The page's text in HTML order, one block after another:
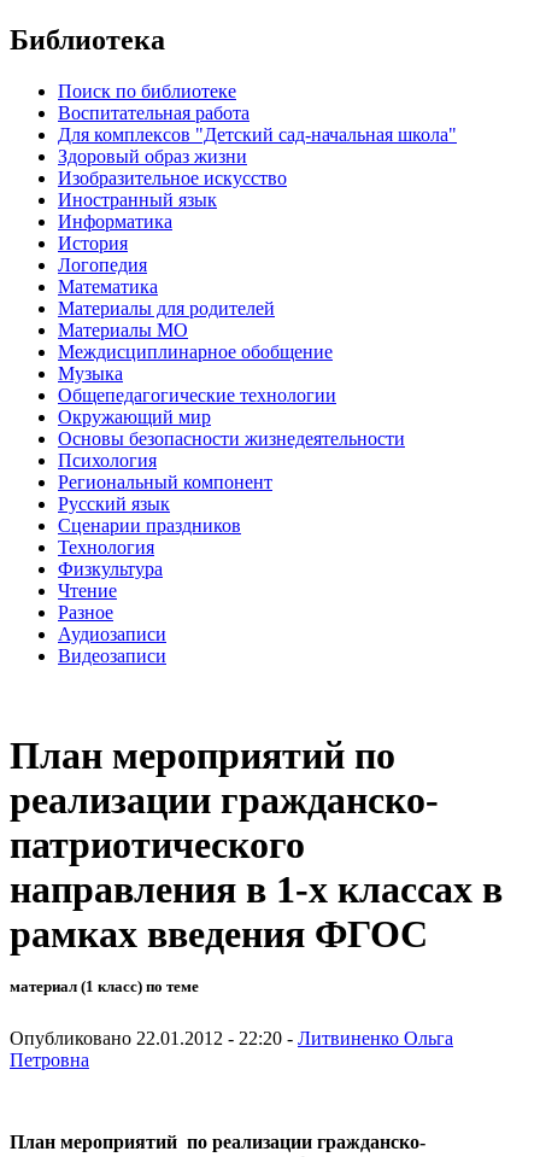
Библиотека
Поиск по библиотеке
Воспитательная работа
Для комплексов "Детский сад-начальная школа"
Здоровый образ жизни
Изобразительное искусство
Иностранный язык
Информатика
История
Логопедия
Математика
Материалы для родителей
Материалы МО
Междисциплинарное обобщение
Музыка
Общепедагогические технологии
Окружающий мир
Основы безопасности жизнедеятельности
Психология
Региональный компонент
Русский язык
Сценарии праздников
Технология
Физкультура
Чтение
Разное
Аудиозаписи
Видеозаписи
План мероприятий по
реализации гражданско-
патриотического
направления в 1-х классах в
рамках введения ФГОС
материал (1 класс) по теме
Опубликовано 22.01.2012 - 22:20 - Литвиненко Ольга
Петровна
План мероприятий по реализации гражданско-